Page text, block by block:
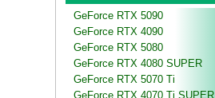
GeForce RTX 5090
GeForce RTX 4090
GeForce RTX 5080
GeForce RTX 4080 SUPER
GeForce RTX 5070 Ti
GeForce RTX 4070 Ti SUPER